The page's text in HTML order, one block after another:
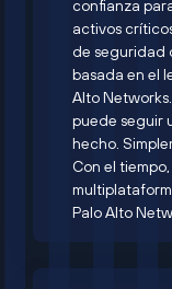
confianza
activos
de seguridad
basada en el
Alto
puede seguir
hecho.
Con el
Palo Alto